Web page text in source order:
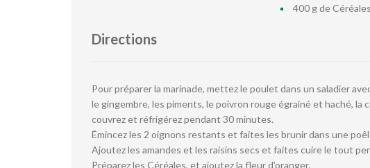
400 g de Céréales
Directions
Pour préparer la marinade, mettez le poulet dans un saladier
le gingembre, les piments, le poivron rouge égrainé et haché, la
couvrez et réfrigérez pendant 30 minutes.
Émincez les 2 oignons restants et faites les brunir dans une
Ajoutez les amandes et les raisins secs et faites cuire le tout
Préparez les Céréales, et ajoutez la fleur d’oranger.